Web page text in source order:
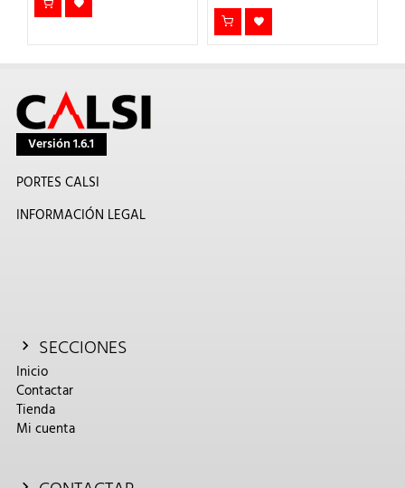
Versión 1.6.1
PORTES CALSI
INFORMACIÓN LEGAL
SECCIONES
Inicio
Contactar
Tienda
Mi cuenta